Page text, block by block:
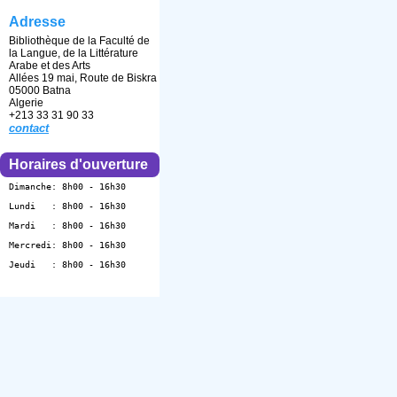
مكتبة اللغة والأدب
مكتبة قسم اللغة
والثقافة الأمازيغية[1]
Section
les livres de toutes
les spécialités [1]
Adresse
Bibliothèque de la Faculté de
la Langue, de la Littérature
Arabe et des Arts
Allées 19 mai, Route de Biskra
05000 Batna
Algerie
+213 33 31 90 33
contact
Horaires d'ouverture
Dimanche: 8h00 - 16h30
Lundi   : 8h00 - 16h30
Mardi   : 8h00 - 16h30
Mercredi: 8h00 - 16h30
Jeudi   : 8h00 - 16h30